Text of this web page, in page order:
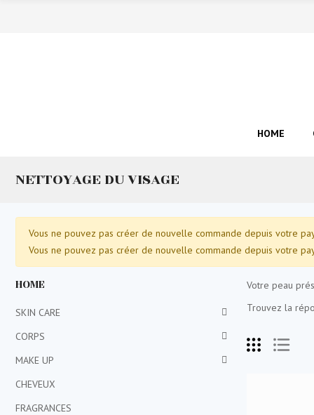
HOME
NETTOYAGE DU VISAGE
Vous ne pouvez pas créer de nouvelle commande depuis votre
Vous ne pouvez pas créer de nouvelle commande depuis votre
HOME
SKIN CARE
CORPS
MAKE UP
CHEVEUX
FRAGRANCES
Votre peau
Trouvez la